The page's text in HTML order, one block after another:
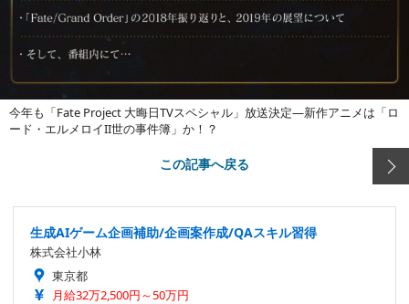
今年も「Fate Project 大晦日TVスペシャル」放送決定―新作アニメは「ロ
ード・エルメロイII世の事件簿」か！？
この記事へ戻る
生成AIゲーム企画補助/企画案作成/QAスキル習得
株式会社小林
東京都
月給32万2,500円～50万円